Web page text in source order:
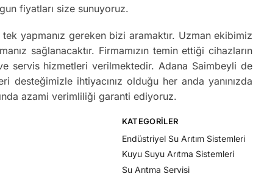
fiyatları size sunuyoruz.
yapmanız gereken bizi aramaktır. Uzman ekibimiz
sağlanacaktır. Firmamızın temin ettiği cihazların
servis hizmetleri verilmektedir. Adana Saimbeyli de
ihtiyacınız olduğu her anda yanınızda
azami verimliliği garanti ediyoruz.
KATEGORILER
Endüstriyel Su Arıtım Sistemleri
Kuyu Suyu Arıtma Sistemleri
Su Arıtma Servisi